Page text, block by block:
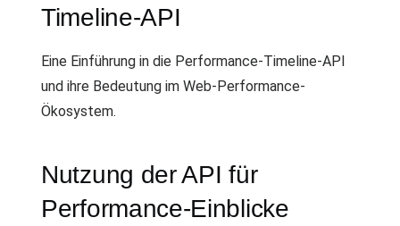
Timeline-API
Eine Einführung in die Performance-Timeline-API
und ihre Bedeutung im Web-Performance-
Ökosystem.
Nutzung der API für
Performance-Einblicke